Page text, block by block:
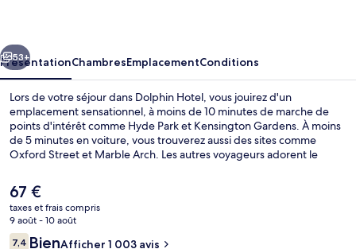
Suivant
53+
PrésentationChambresEmplacementConditions
Lors de votre séjour dans Dolphin Hotel, vous jouirez d'un
emplacement sensationnel, à moins de 10 minutes de marche de
points d'intérêt comme Hyde Park et Kensington Gardens. À moins
de 5 minutes en voiture, vous trouverez aussi des sites comme
Oxford Street et Marble Arch. Les autres voyageurs adorent le
situent à une courte distance à pied : Station de métro Paddington
est à 3 min et Station de métro Edgware Road, à 8 min.
Le
prix
actuel
est
de
67 €
taxes et frais compris
9 août - 10 août
Avis
7,4 BienAfficher 1 003 avis